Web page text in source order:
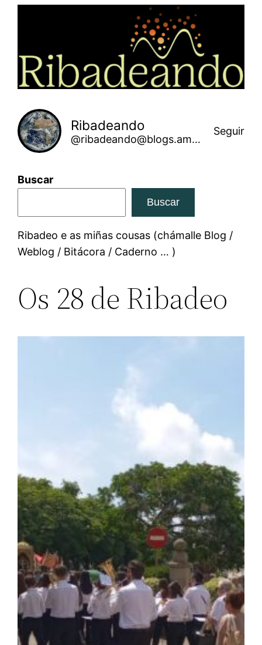
Ribadeando
@ribadeando@blogs.amarinha.gal
Seguir
Buscar
Buscar
Ribadeo e as miñas cousas (chámalle Blog /
Weblog / Bitácora / Caderno … )
Os 28 de Ribadeo